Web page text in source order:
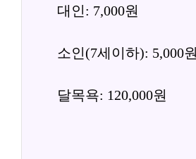
대인: 7,000원
소인(7세이하): 5,000원
달목욕: 120,000원